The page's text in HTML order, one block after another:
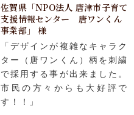
佐賀県「NPO法人 唐津市子育て
支援情報センター 唐ワンくん
事業部」 様
「デザインが複雑なキャラク
ター（唐ワンくん）柄を刺繍
で採用する事が出来ました。
市民の方々からも大好評で
す！！」